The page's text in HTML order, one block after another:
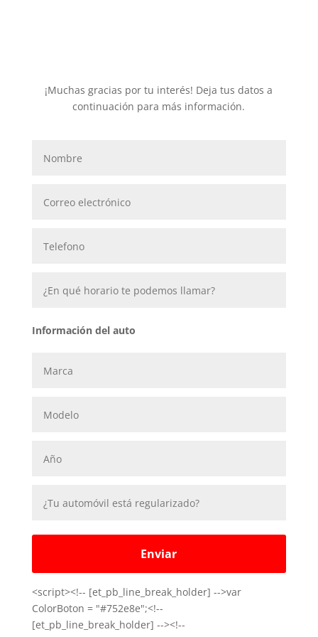
¡Muchas gracias por tu interés! Deja tus datos a
continuación para más información.
Información del auto
<script><!-- [et_pb_line_break_holder] -->var
ColorBoton = "#752e8e";<!--
[et_pb_line_break_holder] --><!--